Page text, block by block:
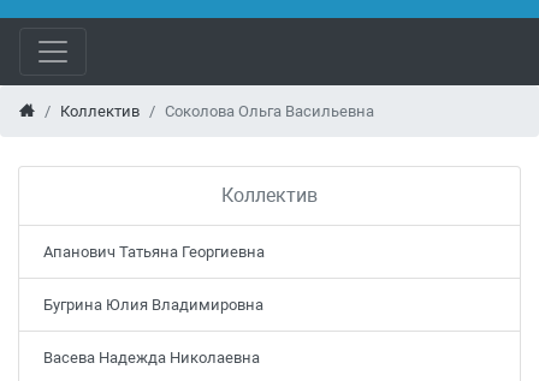
Коллектив Соколова Ольга Васильевна
Коллектив
Апанович Татьяна Георгиевна
Бугрина Юлия Владимировна
Васева Надежда Николаевна